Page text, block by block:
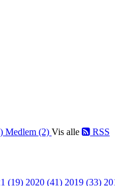
Medlem (2) Vis alle RSS
(19) 2020 (41) 2019 (33)